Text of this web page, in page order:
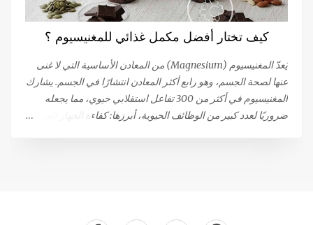
ضربها ميكانيكيًا حتى تتحول إلى حبوب من الزبدة و مصل اللبن
(Whey). يتم بعد ذلك فصل الزبدة عن مصل اللبن وغسلها بالماء
البارد لإزالة بقايا مصل اللبن. هذه العملية الفيزيائية تستخرج الدهون
من الحليب، وتنتج الزبدة التي نعرفها. هذه الزبدة م...
كيف تختار أفضل مكمل غذائي للمغنيسيوم ؟
يُعدّ المغنيسيوم (Magnesium) من المعادن الأساسية التي لا غنى
عنها لصحة الجسم، وهو رابع أكثر المعادن انتشارًا في الجسم. يشارك
المغنيسيوم في أكثر من 300 تفاعل استقلابي حيوي، مما يجعله
ضروريًا لعدد كبير من الوظائف الحيوية، أبرزها: كفاءة الجهاز العصبي